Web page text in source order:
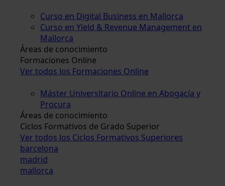
Curso en Digital Business en Mallorca
Curso en Yield & Revenue Management en
Mallorca
Áreas de conocimiento
Formaciones Online
Ver todos los Formaciones Online
Máster Universitario Online en Abogacía y
Procura
Áreas de conocimiento
Ciclos Formativos de Grado Superior
Ver todos los Ciclos Formativos Superiores
barcelona
madrid
mallorca